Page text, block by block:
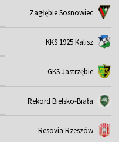
Zagłębie Sosnowiec
KKS 1925 Kalisz
GKS Jastrzębie
Rekord Bielsko-Biała
Resovia Rzeszów